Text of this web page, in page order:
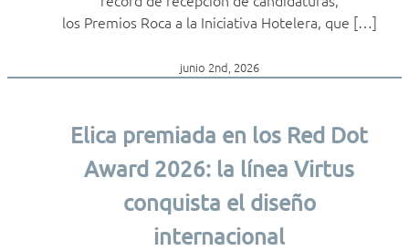
los Premios Roca a la Iniciativa Hotelera, que […]
junio 2nd, 2026
Elica premiada en los Red Dot
Award 2026: la línea Virtus
conquista el diseño
internacional